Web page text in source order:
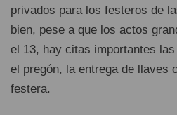
privados para los festeros de
bien, pese a que los actos
el 13, hay citas importantes
el pregón, la entrega de llaves
festera.